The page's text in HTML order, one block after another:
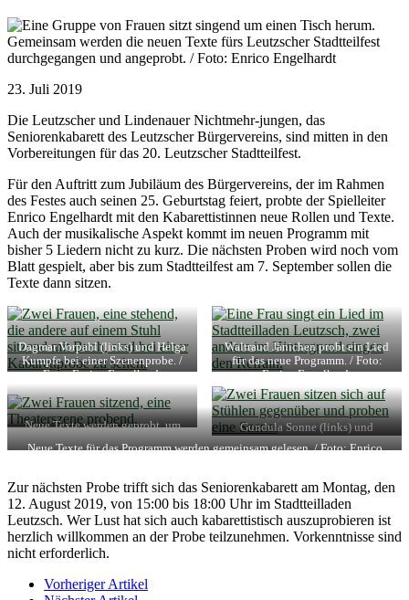
Gemeinsam werden die neuen Texte fürs Leutzscher Stadtteilfest
durchgegangen und angeprobt. / Foto: Enrico Engelhardt
23. Juli 2019
Die Leutzscher und Lindenauer Nichtmehr-jungen, das
Seniorenkabarett des Leutzscher Bürgervereins, sind mitten in den
Vorbereitungen für das 20. Leutzscher Stadtteilfest.
Für den Auftritt zum Jubiläum des Bürgervereins, der im Rahmen
des Festes auch seinen 25. Geburtstag feiert, probte der Spielleiter
Enrico Engelhardt mit den Kabarettistinnen neue Rollen und Texte.
Auch der musikalische Aspekt kommt im neuen Programm mit
bisher 5 Liedern nicht zu kurz. Die nächsten Proben wird noch vom
Blatt gespielt, aber bis zum Stadtteilfest am 7. September sollen die
Texte dann sitzen.
Dagmar Vorpahl (links) und Helga
Kumpfe bei einer Szenenprobe. /
Foto: Enrico Engelhardt
Waltraud Jänichen probt ein Lied
für das neue Programm. / Foto:
Enrico Engelhardt
Neue Texte werden geprobt, um
sie beim Stadtteilfest in Leutzsch
aufzuführen. / Foto: Enrico
Gundula Sonne (links) und
Dagmar Vorpahl proben für ihren
Neue Texte für das Programm werden gemeinsam gelesen. / Foto: Enrico
Zur nächsten Probe trifft sich das Seniorenkabarett am Montag, den
12. August 2019, von 15:00 bis 18:00 Uhr im Stadtteilladen
Leutzsch. Wer Lust hat sich auch kabarettistisch auszuprobieren ist
herzlich willkommen an der Probe teilzunehmen. Vorkenntnisse sind
nicht erforderlich.
Vorheriger Artikel